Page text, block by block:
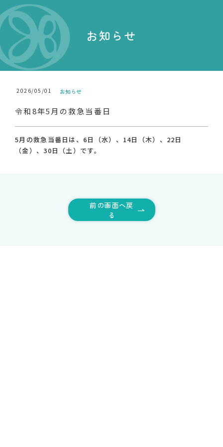
お知らせ
2026/05/01 お知らせ
令和8年5月の救急当番日
5月の救急当番日は、6日（水）、14日（木）、22日
（金）、30日（土）です。
前の画面へ戻
る